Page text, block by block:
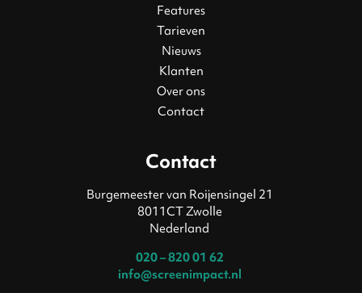
Features
Tarieven
Nieuws
Klanten
Over ons
Contact
Contact
Burgemeester van Roijensingel 21
8011CT Zwolle
Nederland
020 – 820 01 62
info@screenimpact.nl